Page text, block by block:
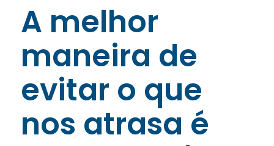
A melhor
maneira de
evitar o que
nos atrasa é